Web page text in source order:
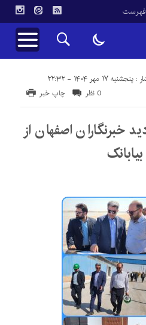
فهرست
۱۷ مهر ۱۴۰۴ - ۲۲:۳۲
چاپ خبر 0 نظر
خبرنگاران اصفهان از